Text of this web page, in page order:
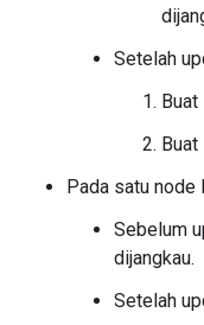
Setelah
Buat
Pada satu node
Sebelum
dijangkau.
Setelah